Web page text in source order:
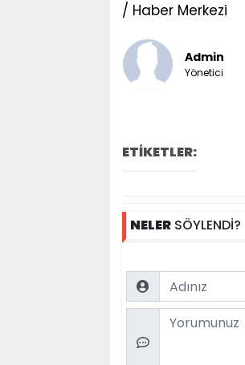
/ Haber Merkezi
Admin
Yönetici
ETİKETLER:
NELERSÖYLENDİ?
Name
Comment